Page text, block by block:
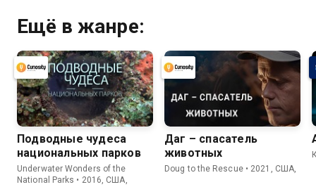
Ещё в жанре:
Подводные чудеса
национальных парков
Underwater Wonders of the
National Parks • 2016, США,
Даг – спасатель
животных
Doug to the Rescue • 2021, США,